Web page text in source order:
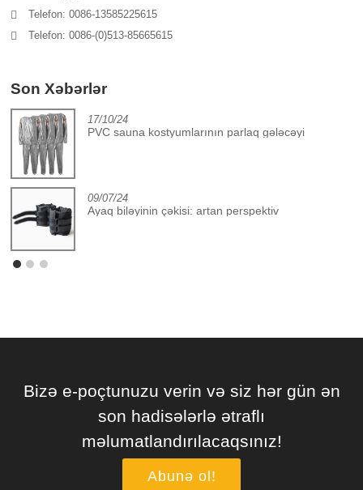
Telefon: 0086-13585225615
Telefon: 0086-(0)513-85665615
Son Xəbərlər
17/10/24
PVC sauna kostyumlarının parlaq gələcəyi
09/07/24
Ayaq biləyinin çəkisi: artan perspektiv
Bizə e-poçtunuzu verin və siz hər gün ən
son hadisələrlə ətraflı
məlumatlandırılacaqsınız!
Abunə ol!